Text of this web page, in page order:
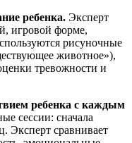
ребенка. Эксперт
игровой форме,
рисуночные
животное»),
тревожности и
ребенка с каждым
сессии: сначала
Эксперт сравнивает